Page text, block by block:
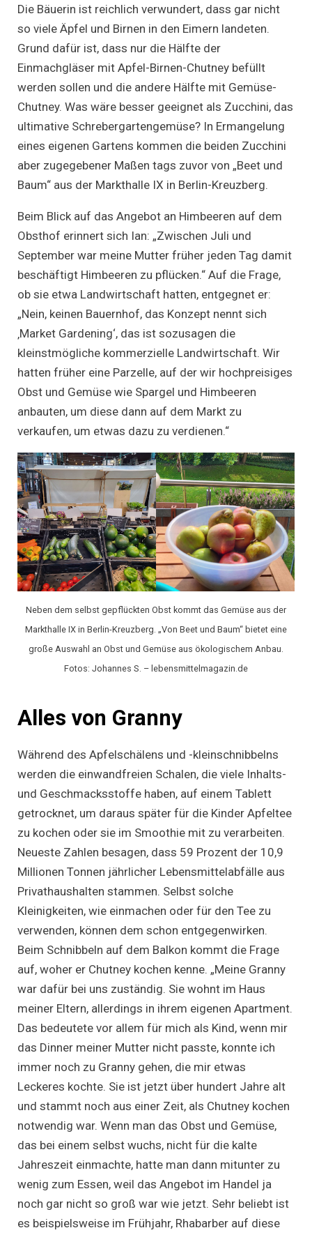
Die Bäuerin ist reichlich verwundert, dass gar nicht
so viele Äpfel und Birnen in den Eimern landeten.
Grund dafür ist, dass nur die Hälfte der
Einmachgläser mit Apfel-Birnen-Chutney befüllt
werden sollen und die andere Hälfte mit Gemüse-
Chutney. Was wäre besser geeignet als Zucchini, das
ultimative Schrebergartengemüse? In Ermangelung
eines eigenen Gartens kommen die beiden Zucchini
aber zugegebener Maßen tags zuvor von „Beet und
Baum“ aus der Markthalle IX in Berlin-Kreuzberg.
Beim Blick auf das Angebot an Himbeeren auf dem
Obsthof erinnert sich Ian: „Zwischen Juli und
September war meine Mutter früher jeden Tag damit
beschäftigt Himbeeren zu pflücken.“ Auf die Frage,
ob sie etwa Landwirtschaft hatten, entgegnet er:
„Nein, keinen Bauernhof, das Konzept nennt sich
‚Market Gardening‘, das ist sozusagen die
kleinstmögliche kommerzielle Landwirtschaft. Wir
hatten früher eine Parzelle, auf der wir hochpreisiges
Obst und Gemüse wie Spargel und Himbeeren
anbauten, um diese dann auf dem Markt zu
verkaufen, um etwas dazu zu verdienen.“
Neben dem selbst gepflückten Obst kommt das Gemüse aus der
Markthalle IX in Berlin-Kreuzberg. „Von Beet und Baum“ bietet eine
große Auswahl an Obst und Gemüse aus ökologischem Anbau.
Fotos: Johannes S. – lebensmittelmagazin.de
Alles von Granny
Während des Apfelschälens und -kleinschnibbelns
werden die einwandfreien Schalen, die viele Inhalts-
und Geschmacksstoffe haben, auf einem Tablett
getrocknet, um daraus später für die Kinder Apfeltee
zu kochen oder sie im Smoothie mit zu verarbeiten.
Neueste Zahlen besagen, dass 59 Prozent der 10,9
Millionen Tonnen jährlicher Lebensmittelabfälle aus
Privathaushalten stammen. Selbst solche
Kleinigkeiten, wie einmachen oder für den Tee zu
verwenden, können dem schon entgegenwirken.
Beim Schnibbeln auf dem Balkon kommt die Frage
auf, woher er Chutney kochen kenne. „Meine Granny
war dafür bei uns zuständig. Sie wohnt im Haus
meiner Eltern, allerdings in ihrem eigenen Apartment.
Das bedeutete vor allem für mich als Kind, wenn mir
das Dinner meiner Mutter nicht passte, konnte ich
immer noch zu Granny gehen, die mir etwas
Leckeres kochte. Sie ist jetzt über hundert Jahre alt
und stammt noch aus einer Zeit, als Chutney kochen
notwendig war. Wenn man das Obst und Gemüse,
das bei einem selbst wuchs, nicht für die kalte
Jahreszeit einmachte, hatte man dann mitunter zu
wenig zum Essen, weil das Angebot im Handel ja
noch gar nicht so groß war wie jetzt. Sehr beliebt ist
es beispielsweise im Frühjahr, Rhabarber auf diese